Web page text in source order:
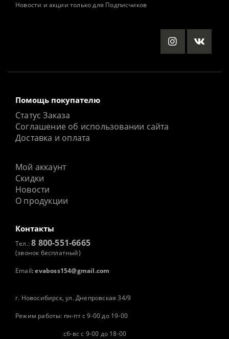
Новости и акции только для Подписчиков
Помощь покупателю
Статус Заказа
Соглашение об использовании сайта
Доставка и оплата
Мой аккаунт
Скидки
Новости
О продукции
Контакты
Тел.:8 800-551-6665
(звонок бесплатный)
Email: evaboss154@gmail.com
г. Новосибирск, ул. Днепровская 34/9
Режим работы: пн-пт с 9-00 до 19-00
сб-вс с 9-00 до 18-00